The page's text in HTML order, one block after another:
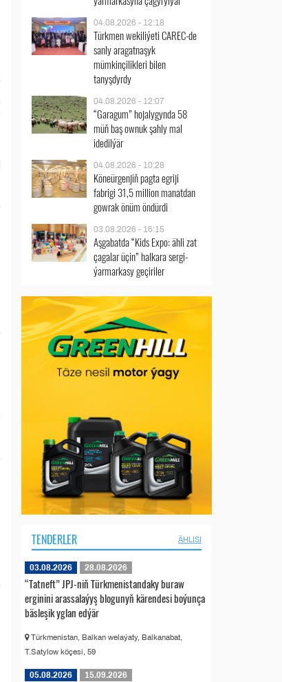
04.08.2026 - 12:18
Türkmen wekiliýeti CAREC-de
sanly aragatnaşyk
mümkinçilikleri bilen
tanyşdyrdy
04.08.2026 - 12:07
“Garagum” hojalygynda 58
müň baş ownuk şahly mal
idedilýär
04.08.2026 - 10:28
Köneürgenjiň pagta egriji
fabrigi 31,5 million manatdan
gowrak önüm öndürdi
03.08.2026 - 16:15
Aşgabatda “Kids Expo: ähli zat
çagalar üçin” halkara sergi-
ýarmarkasy geçiriler
TENDERLER ÄHLISI
03.08.2026 28.08.2026
“Tatneft” JPJ-niň Türkmenistandaky buraw
erginini arassalaýyş blogunyň kärendesi boýunça
bäsleşik yglan edýär
Türkmenistan, Balkan welaýaty, Balkanabat,
T.Satylow köçesi, 59
05.08.2026 15.09.2026